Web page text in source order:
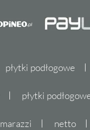
płytki podłogowe
płytki
marazzi netto